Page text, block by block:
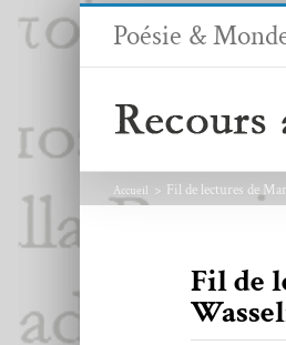
Passer
Poésie &
Accueil Fil de lectures de
Fil de